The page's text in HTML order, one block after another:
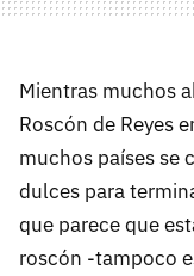
Mientras muchos
Roscón de Reyes
muchos países se
dulces para
que parece que
roscón -tampoco